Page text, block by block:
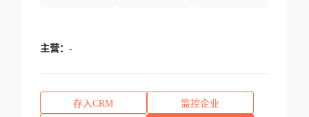
主营： -
存入CRM 监控企业